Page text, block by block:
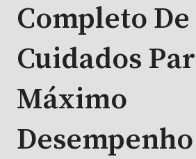
Completo De
Cuidados
Máximo
Desempenho